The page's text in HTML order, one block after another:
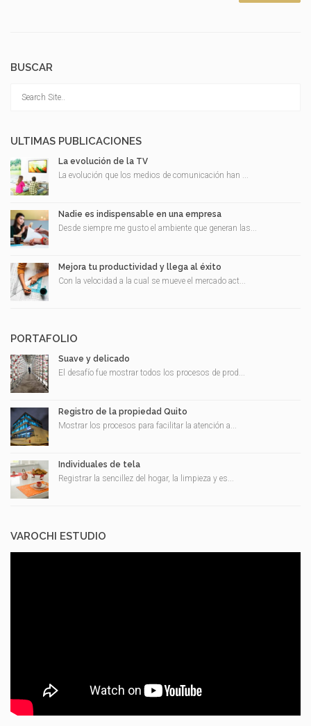
BUSCAR
ULTIMAS PUBLICACIONES
La evolución de la TV
La evolución que los medios de comunicación han ...
Nadie es indispensable en una empresa
Desde siempre me gusto el ambiente que generan las...
Mejora tu productividad y llega al éxito
Con la velocidad a la cual se mueve el mercado act...
PORTAFOLIO
Suave y delicado
El desafío fue mostrar todos los procesos de prod...
Registro de la propiedad Quito
Mostrar los procesos para facilitar la atención a...
Individuales de tela
Registrar la sencillez del hogar, la limpieza y es...
VAROCHI ESTUDIO